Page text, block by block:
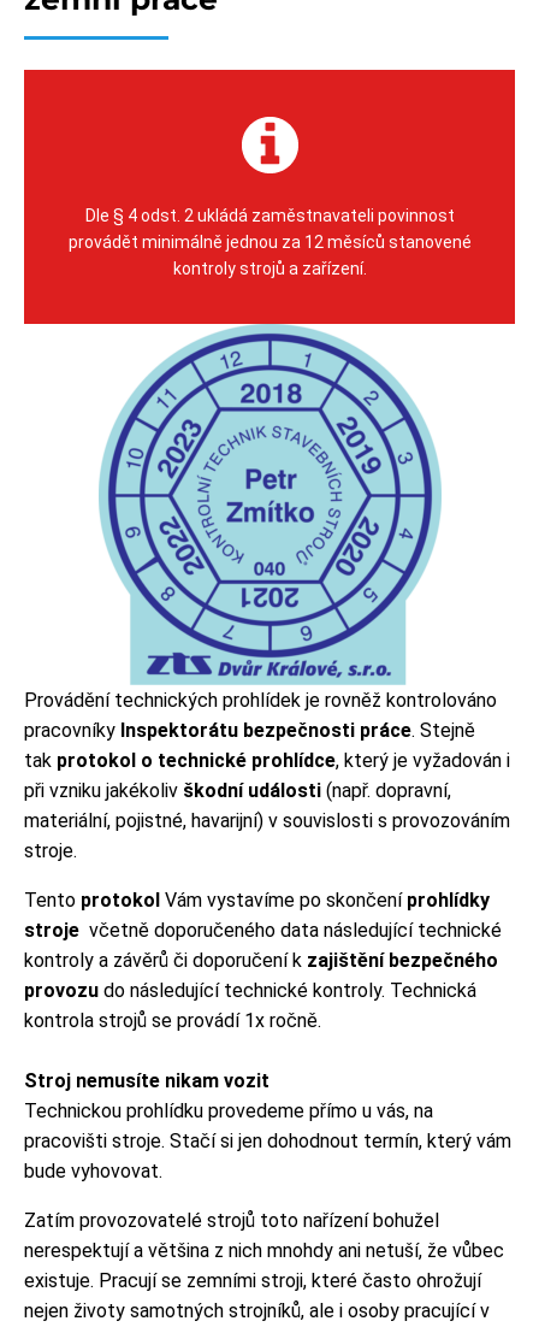
Dle § 4 odst. 2 ukládá zaměstnavateli povinnost
provádět minimálně jednou za 12 měsíců stanovené
kontroly strojů a zařízení.
Provádění technických prohlídek je rovněž kontrolováno
pracovníky Inspektorátu bezpečnosti práce. Stejně
tak protokol o technické prohlídce, který je vyžadován i
při vzniku jakékoliv škodní události (např. dopravní,
materiální, pojistné, havarijní) v souvislosti s provozováním
stroje.
Tento protokol Vám vystavíme po skončení prohlídky
stroje včetně doporučeného data následující technické
kontroly a závěrů či doporučení k zajištění bezpečného
provozu do následující technické kontroly. Technická
kontrola strojů se provádí 1x ročně.
Stroj nemusíte nikam vozit
Technickou prohlídku provedeme přímo u vás, na
pracovišti stroje. Stačí si jen dohodnout termín, který vám
bude vyhovovat.
Zatím provozovatelé strojů toto nařízení bohužel
nerespektují a většina z nich mnohdy ani netuší, že vůbec
existuje. Pracují se zemními stroji, které často ohrožují
nejen životy samotných strojníků, ale i osoby pracující v